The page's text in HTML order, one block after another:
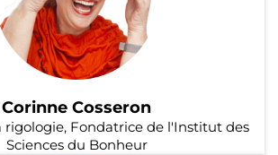
Corinne Cosseron
rigologie, Fondatrice de l'Institut des
Sciences du Bonheur